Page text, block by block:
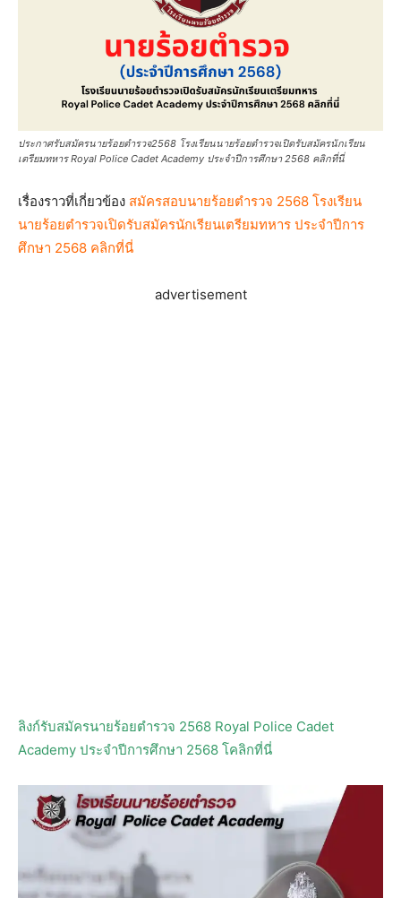
ประกาศรับสมัครนายร้อยตำรวจ2568 โรงเรียนนายร้อยตำรวจเปิดรับสมัครนักเรียน
เตรียมทหาร Royal Police Cadet Academy ประจำปีการศึกษา 2568 คลิกที่นี่
เรื่องราวที่เกี่ยวข้อง สมัครสอบนายร้อยตำรวจ 2568 โรงเรียน
นายร้อยตำรวจเปิดรับสมัครนักเรียนเตรียมทหาร ประจำปีการ
ศึกษา 2568 คลิกที่นี่
advertisement
ลิงก์รับสมัครนายร้อยตำรวจ 2568 Royal Police Cadet
Academy ประจำปีการศึกษา 2568 โคลิกที่นี่